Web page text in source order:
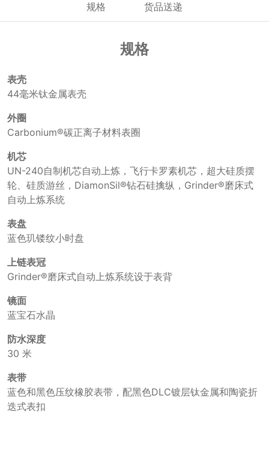
规格 货品送递
规格
表壳
44毫米钛金属表壳
外圈
Carbonium®碳正离子材料表圈
机芯
UN-240自制机芯自动上炼，飞行卡罗素机芯，超大硅质摆
轮、硅质游丝，DiamonSil®钻石硅擒纵，Grinder®磨床式
自动上炼系统
表盘
蓝色玑镂纹小时盘
上链表冠
Grinder®磨床式自动上炼系统设于表背
镜面
蓝宝石水晶
防水深度
30 米
表带
蓝色和黑色压纹橡胶表带，配黑色DLC镀层钛金属和陶瓷折
迭式表扣